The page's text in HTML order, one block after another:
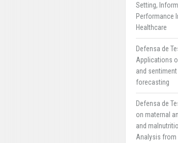
Setting,
Performance
Healthcare
Defensa de
Applications
and
forecasting
Defensa de
on maternal
and
Analysis from